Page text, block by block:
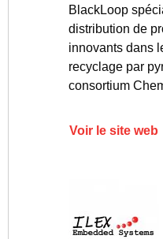
BlackLoop
distribution de
innovants dans
recyclage par
consortium
Voir le site web